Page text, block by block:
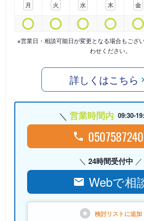
月
火
水
木
金
※営業日・相談可能日が変更となる場合もござ
わせください。
詳しくはこちら
営業時間内 09:30-
24時間受付中
Webで相
検討リストに追加